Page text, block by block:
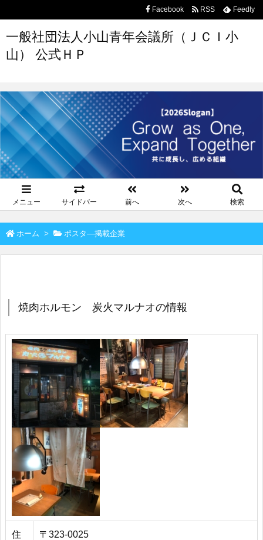
一般社団法人小山青年会議所（ＪＣＩ小
山） 公式ＨＰ
メニュー サイドバー 前へ 次へ 検索
Facebook RSS Feedly
ホーム > ポスタ―掲載企業
焼肉ホルモン 炭火マルナオの情報
住
〒323-0025